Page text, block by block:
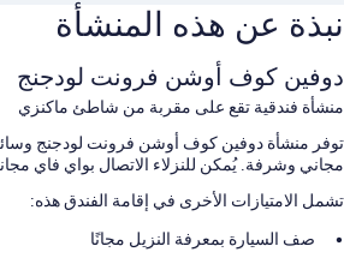
نبذة عن هذه المنشأة
دوفين كوف أوشن فرونت لودجنج
منشأة فندقية تقع على مقربة من شاطئ ماكنزي
توفر منشأة دوفين كوف أوشن فرونت لودجنج
مجاني وشرفة. يُمكن للنزلاء الاتصال بواي فاي
تشمل الامتيازات الأخرى في إقامة الفندق هذه:
صف السيارة بمعرفة النزيل مجانًا